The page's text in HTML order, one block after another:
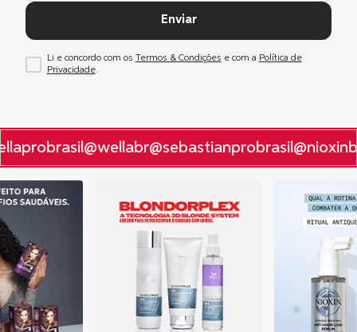
Enviar
Li e concordo com os Termos & Condições e com a Política de
Privacidade.
@wellabr@sebastianprobrasil